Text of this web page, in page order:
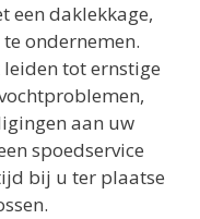
een daklekkage,
ondernemen.
tot ernstige
aan uw
spoedservice
bij u ter plaatse